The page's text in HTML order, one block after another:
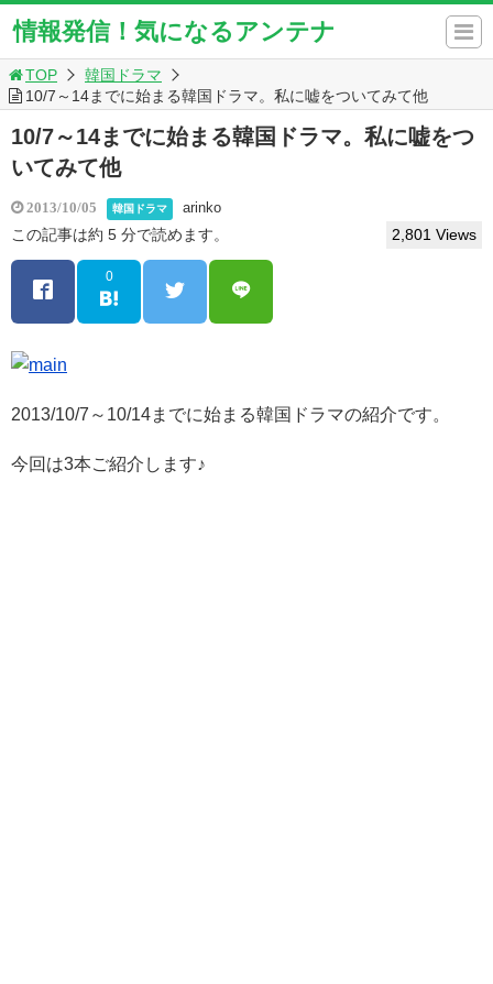
情報発信！気になるアンテナ
TOP
韓国ドラマ
10/7～14までに始まる韓国ドラマ。私に嘘をついてみて他
10/7～14までに始まる韓国ドラマ。私に嘘をつ
いてみて他
2013/10/05 韓国ドラマ arinko
この記事は約 5 分で読めます。 2,801 Views
0
2013/10/7～10/14までに始まる韓国ドラマの紹介です。
今回は3本ご紹介します♪